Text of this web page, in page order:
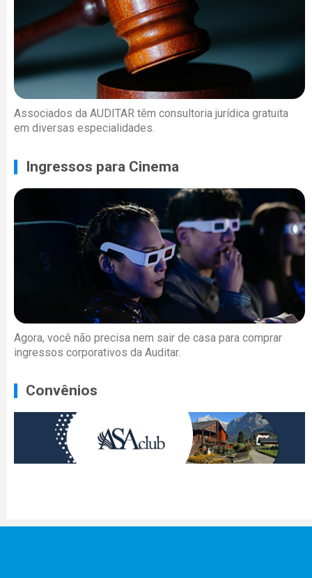
Associados da AUDITAR têm consultoria jurídica gratuita
em diversas especialidades.
Ingressos para Cinema
Agora, você não precisa nem sair de casa para comprar
ingressos corporativos da Auditar.
Convênios